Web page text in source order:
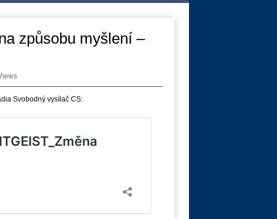
způsobu myšlení –
Svobodný vysílač CS: